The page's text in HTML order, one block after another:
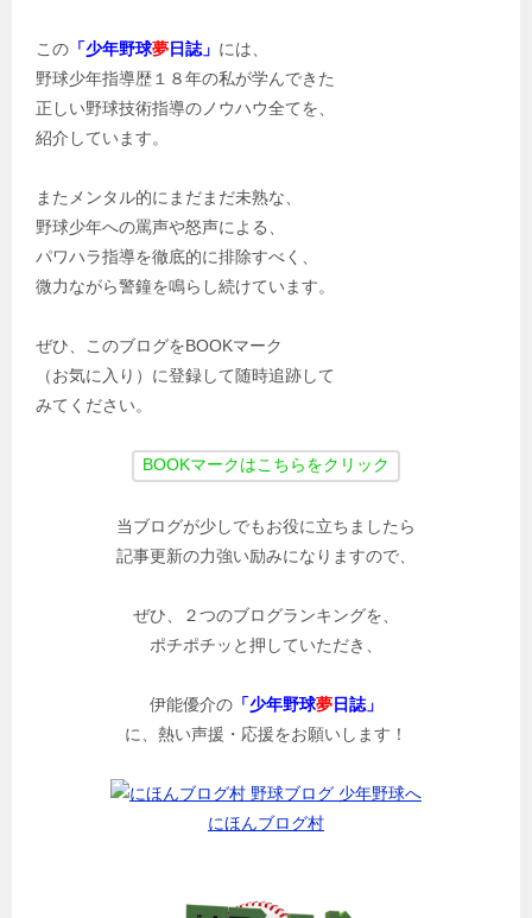
この 「少年野球夢日誌」 には、
野球少年指導歴１８年の私が学んできた
正しい野球技術指導のノウハウ全てを、
紹介しています。
またメンタル的にまだまだ未熟な、
野球少年への罵声や怒声による、
パワハラ指導を徹底的に排除すべく、
微力ながら警鐘を鳴らし続けています。
ぜひ、このブログをBOOKマーク
（お気に入り）に登録して随時追跡して
みてください。
当ブログが少しでもお役に立ちましたら
記事更新の力強い励みになりますので、
ぜひ、２つのブログランキングを、
ポチポチッと押していただき、
伊能優介の 「少年野球夢日誌」
に、熱い声援・応援をお願いします！
にほんブログ村